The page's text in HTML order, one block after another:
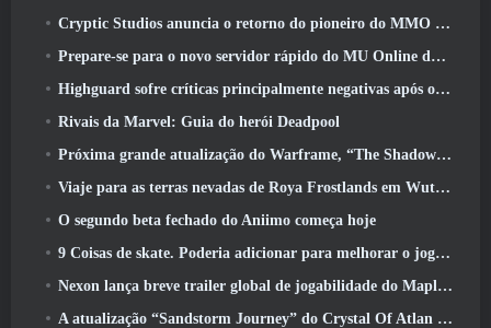
Cryptic Studios anuncia o retorno do pioneiro do MMO Jack Emmert como CEO
Prepare-se para o novo servidor rápido do MU Online durante o pré-evento
Highguard sofre críticas principalmente negativas após o lançamento
Rivais da Marvel: Guia do herói Deadpool
Próxima grande atualização do Warframe, “The Shadowgrapher” chegará em março
Viaje para as terras nevadas de Roya Frostlands em Wuthering Waves, próxima versão 3.1
O segundo beta fechado do Aniimo começa hoje
9 Coisas de skate. Poderia adicionar para melhorar o jogo em 2026
Nexon lança breve trailer global de jogabilidade do MapleStory Classic World
A atualização “Sandstorm Journey” do Crystal Of Atlan aumenta o limite de nível para 70